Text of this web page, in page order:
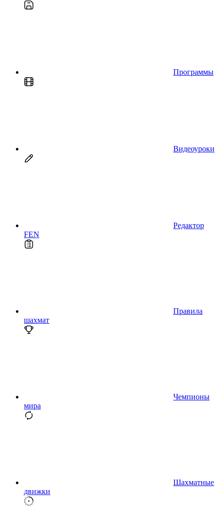
Программы
Видеоуроки
Редактор
FEN
Правила
шахмат
Чемпионы
мира
Шахматные
движки